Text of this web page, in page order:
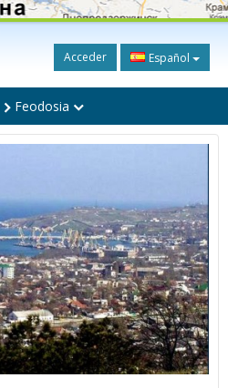
Acceder Español
Feodosia